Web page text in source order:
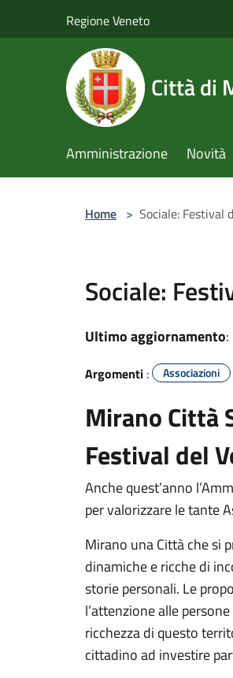
Regione Veneto
Città di
Amministrazione Novità
Home > Sociale: Festival
Sociale:
Ultimo aggiornamento
Argomenti : Associazioni
MiranoCittà
Festival del
Anche quest’anno
per valorizzare le tante
Mirano una Città che si
dinamiche e ricche di
storie personali. Le
l’attenzione alle
ricchezza di questo
cittadino ad investire